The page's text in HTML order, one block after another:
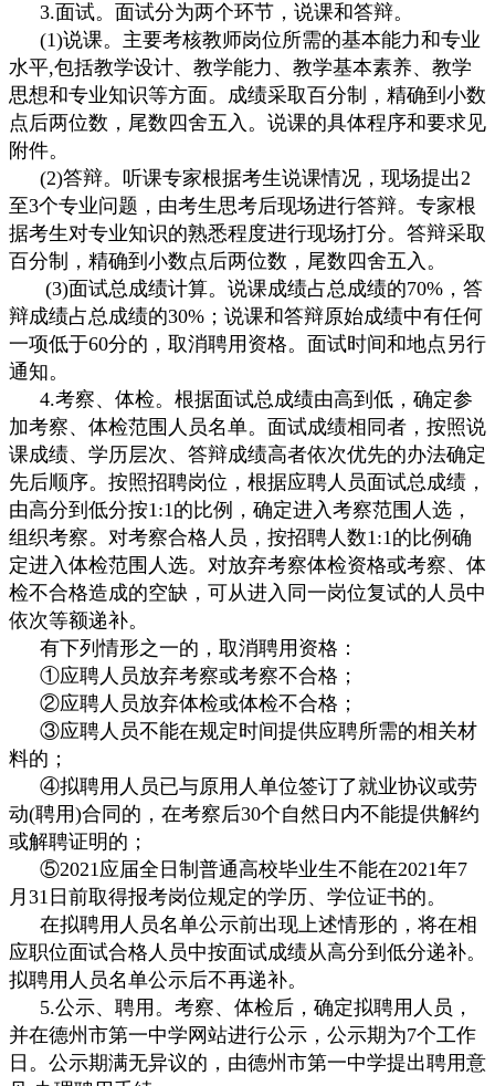
3.面试。面试分为两个环节，说课和答辩。
(1)说课。主要考核教师岗位所需的基本能力和专业
水平,包括教学设计、教学能力、教学基本素养、教学
思想和专业知识等方面。成绩采取百分制，精确到小数
点后两位数，尾数四舍五入。说课的具体程序和要求见
附件。
(2)答辩。听课专家根据考生说课情况，现场提出2
至3个专业问题，由考生思考后现场进行答辩。专家根
据考生对专业知识的熟悉程度进行现场打分。答辩采取
百分制，精确到小数点后两位数，尾数四舍五入。
(3)面试总成绩计算。说课成绩占总成绩的70%，答
辩成绩占总成绩的30%；说课和答辩原始成绩中有任何
一项低于60分的，取消聘用资格。面试时间和地点另行
通知。
4.考察、体检。根据面试总成绩由高到低，确定参
加考察、体检范围人员名单。面试成绩相同者，按照说
课成绩、学历层次、答辩成绩高者依次优先的办法确定
先后顺序。按照招聘岗位，根据应聘人员面试总成绩，
由高分到低分按1:1的比例，确定进入考察范围人选，
组织考察。对考察合格人员，按招聘人数1:1的比例确
定进入体检范围人选。对放弃考察体检资格或考察、体
检不合格造成的空缺，可从进入同一岗位复试的人员中
依次等额递补。
有下列情形之一的，取消聘用资格：
①应聘人员放弃考察或考察不合格；
②应聘人员放弃体检或体检不合格；
③应聘人员不能在规定时间提供应聘所需的相关材
料的；
④拟聘用人员已与原用人单位签订了就业协议或劳
动(聘用)合同的，在考察后30个自然日内不能提供解约
或解聘证明的；
⑤2021应届全日制普通高校毕业生不能在2021年7
月31日前取得报考岗位规定的学历、学位证书的。
在拟聘用人员名单公示前出现上述情形的，将在相
应职位面试合格人员中按面试成绩从高分到低分递补。
拟聘用人员名单公示后不再递补。
5.公示、聘用。考察、体检后，确定拟聘用人员，
并在德州市第一中学网站进行公示，公示期为7个工作
日。公示期满无异议的，由德州市第一中学提出聘用意